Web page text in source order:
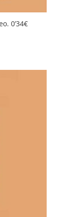
0’34€